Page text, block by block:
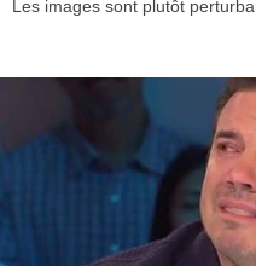
Les images sont plutôt